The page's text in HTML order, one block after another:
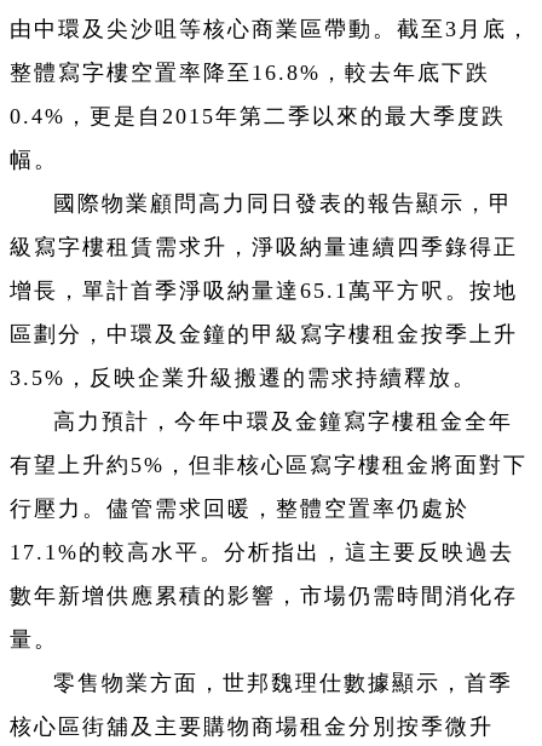
由中環及尖沙咀等核心商業區帶動。截至3月底，
整體寫字樓空置率降至16.8%，較去年底下跌
0.4%，更是自2015年第二季以來的最大季度跌
幅。
國際物業顧問高力同日發表的報告顯示，甲
級寫字樓租賃需求升，淨吸納量連續四季錄得正
增長，單計首季淨吸納量達65.1萬平方呎。按地
區劃分，中環及金鐘的甲級寫字樓租金按季上升
3.5%，反映企業升級搬遷的需求持續釋放。
高力預計，今年中環及金鐘寫字樓租金全年
有望上升約5%，但非核心區寫字樓租金將面對下
行壓力。儘管需求回暖，整體空置率仍處於
17.1%的較高水平。分析指出，這主要反映過去
數年新增供應累積的影響，市場仍需時間消化存
量。
零售物業方面，世邦魏理仕數據顯示，首季
核心區街舖及主要購物商場租金分別按季微升